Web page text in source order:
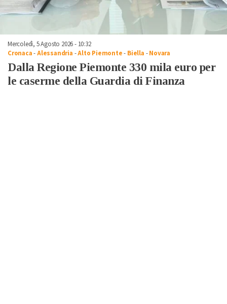
Mercoledì, 5 Agosto 2026 - 10:32
Cronaca-Alessandria -Alto Piemonte- Biella -Novara
Dalla Regione Piemonte 330 mila euro per
le caserme della Guardia di Finanza